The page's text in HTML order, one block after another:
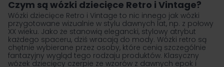
Czym są wózki dziecięce Retro i Vintage?
Wózki dziecięce Retro i Vintage to nic innego jak wózki
przygotowane wizualnie w stylu dawnych lat, np. z połowy
XX wieku. Jako że stanowią elegancki, stylowy atrybut
każdego spaceru, dziś wracają do mody. Wózki retro są
chętnie wybierane przez osoby, które cenią szczególnie
fantazyjny wygląd tego rodzaju produktów. Klasyczny
wózek dziecięcy czerpie ze wzorów z dawnych epok i